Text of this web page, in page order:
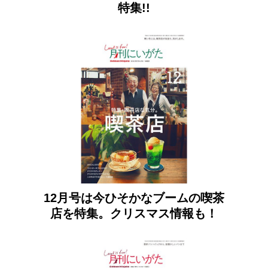
特集!!
12月号は今ひそかなブームの喫茶
店を特集。クリスマス情報も！